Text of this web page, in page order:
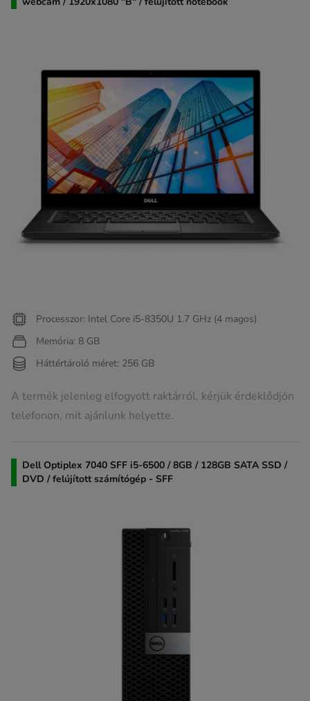
Processzor: Intel Core i5-8350U 1.7 GHz (4 magos)
Memória: 8 GB
Háttértároló méret: 256 GB
A termék jelenleg elfogyott raktárról, kérjük érdeklődjön
telefonon, mit ajánlunk helyette.
Dell Optiplex 7040 SFF i5-6500 / 8GB / 128GB SATA SSD /
DVD / felújított számítógép - SFF